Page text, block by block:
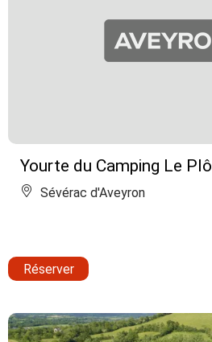
Yourte du Camping Le Plô
Sévérac d'Aveyron
Réserver